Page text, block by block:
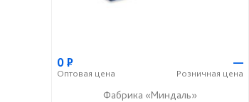
0Р
Оптовая цена
—
Розничная цена
Фабрика «Миндаль»